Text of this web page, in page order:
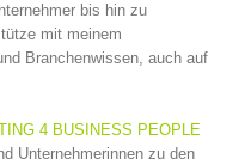
bis hin zu
mit meinem
Branchenwissen, auch auf
4 BUSINESS PEOPLE
Unternehmerinnen zu den